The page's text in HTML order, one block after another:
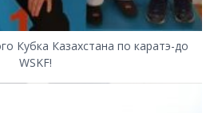
Кубка Казахстана по каратэ-до
WSKF!